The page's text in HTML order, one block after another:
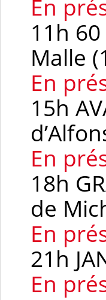
En
11h
Malle
En
15h
En
18h
de
En
21h
En